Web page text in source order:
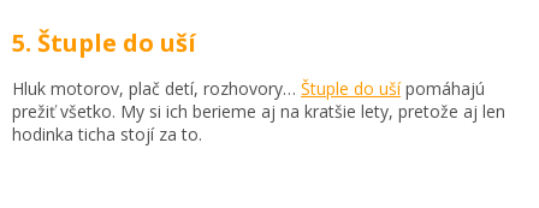
5. Štuple do uší
Hluk motorov, plač detí, rozhovory… Štuple do ušípomáhajú
prežiť všetko. My si ich berieme aj na kratšie lety, pretože aj len
hodinka ticha stojí za to.